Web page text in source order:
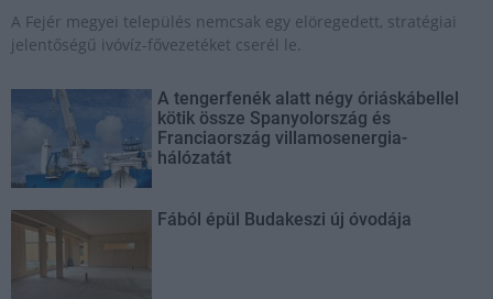
A Fejér megyei település nemcsak egy elöregedett, stratégiai
jelentőségű ivóvíz-fővezetéket cserél le.
A tengerfenék alatt négy óriáskábellel
kötik össze Spanyolország és
Franciaország villamosenergia-
hálózatát
Fából épül Budakeszi új óvodája